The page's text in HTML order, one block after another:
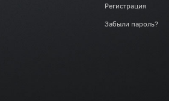
Регистрация
Забыли пароль?